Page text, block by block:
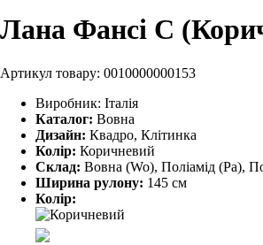
Лана Фансі С
Артикул товару: 0010000000153
Виробник: Італія
Каталог: Вовна
Дизайн: Квадро, Клітинка
Колір: Коричневий
Склад: Вовна (Wo), Поліамід (Pa),
Ширина рулону: 145 см
Колір: